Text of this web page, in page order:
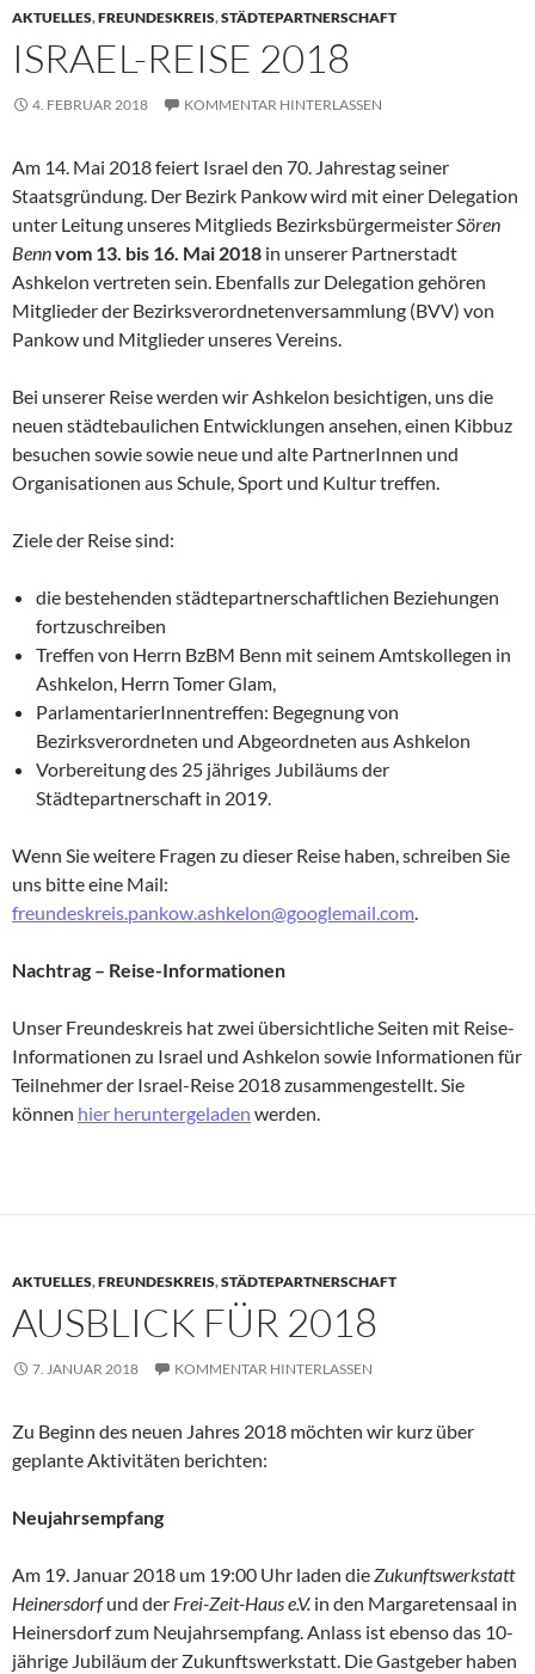
AKTUELLES,FREUNDESKREIS,STÄDTEPARTNERSCHAFT
ISRAEL-REISE 2018
4. FEBRUAR 2018 KOMMENTAR HINTERLASSEN
Am 14. Mai 2018 feiert Israel den 70. Jahrestag seiner
Staatsgründung. Der Bezirk Pankow wird mit einer Delegation
unter Leitung unseres Mitglieds BezirksbürgermeisterSören
Bennvom 13. bis 16. Mai 2018 in unserer Partnerstadt
Ashkelon vertreten sein. Ebenfalls zur Delegation gehören
Mitglieder der Bezirksverordnetenversammlung (BVV) von
Pankow und Mitglieder unseres Vereins.
Bei unserer Reise werden wir Ashkelon besichtigen, uns die
neuen städtebaulichen Entwicklungen ansehen, einen Kibbuz
besuchen sowie sowie neue und alte PartnerInnen und
Organisationen aus Schule, Sport und Kultur treffen.
Ziele der Reise sind:
die bestehenden städtepartnerschaftlichen Beziehungen
fortzuschreiben
Treffen von Herrn BzBM Benn mit seinem Amtskollegen in
Ashkelon, Herrn Tomer Glam,
ParlamentarierInnentreffen: Begegnung von
Bezirksverordneten und Abgeordneten aus Ashkelon
Vorbereitung des 25 jähriges Jubiläums der
Städtepartnerschaft in 2019.
Wenn Sie weitere Fragen zu dieser Reise haben, schreiben Sie
uns bitte eine Mail:
freundeskreis.pankow.ashkelon@googlemail.com.
Nachtrag – Reise-Informationen
Unser Freundeskreis hat zwei übersichtliche Seiten mit Reise-
Informationen zu Israel und Ashkelon sowie Informationen für
Teilnehmer der Israel-Reise 2018 zusammengestellt. Sie
können hier heruntergeladen werden.
AKTUELLES,FREUNDESKREIS,STÄDTEPARTNERSCHAFT
AUSBLICK FÜR 2018
7. JANUAR 2018 KOMMENTAR HINTERLASSEN
Zu Beginn des neuen Jahres 2018 möchten wir kurz über
geplante Aktivitäten berichten:
Neujahrsempfang
Am 19. Januar 2018 um 19:00 Uhr laden dieZukunftswerkstatt
Heinersdorfund der Frei-Zeit-Haus e.V. in den Margaretensaal in
Heinersdorf zum Neujahrsempfang. Anlass ist ebenso das 10-
jährige Jubiläum der Zukunftswerkstatt. Die Gastgeber haben